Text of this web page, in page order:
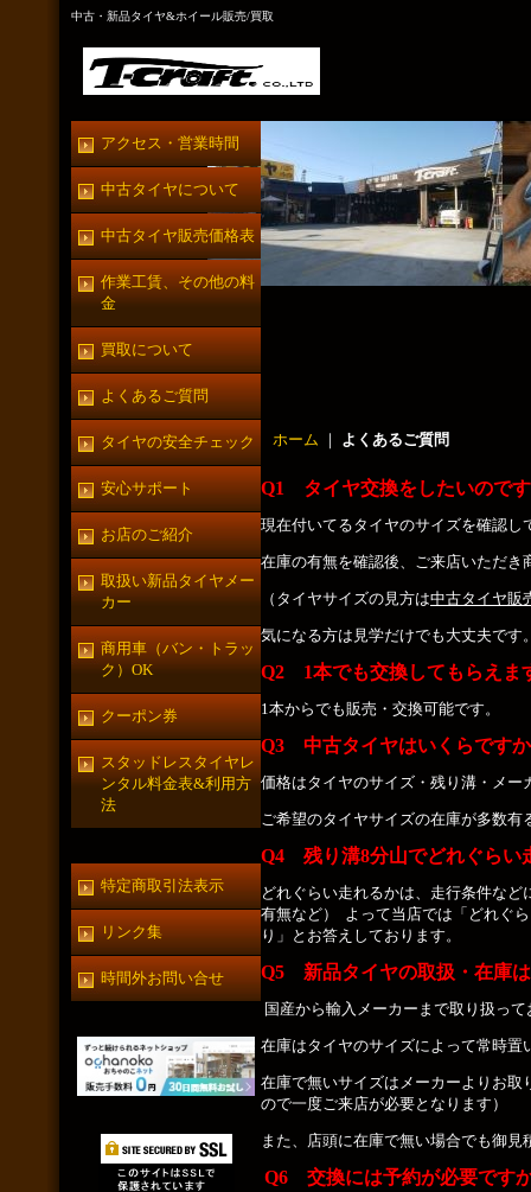
中古・新品タイヤ&ホイール販売/買取
アクセス・営業時間
中古タイヤについて
中古タイヤ販売価格表
作業工賃、その他の料
金
買取について
よくあるご質問
タイヤの安全チェック
安心サポート
お店のご紹介
取扱い新品タイヤメー
カー
商用車（バン・トラッ
ク）OK
クーポン券
スタッドレスタイヤレ
ンタル料金表&利用方
法
特定商取引法表示
リンク集
時間外お問い合せ
ホーム ｜ よくあるご質問
Q1 タイヤ交換をしたいので
現在付いてるタイヤのサイズを確認し
在庫の有無を確認後、ご来店いただ
（タイヤサイズの見方は中古タイヤ販
気になる方は見学だけでも大丈夫です
Q2 1本でも交換してもらえま
1本からでも販売・交換可能です。
Q3 中古タイヤはいくらです
価格はタイヤのサイズ・残り溝・メ
ご希望のタイヤサイズの在庫が多数
Q4 残り溝8分山でどれぐらい
どれぐらい走れるかは、走行条件な
有無など） よって当店では「どれぐ
り」 とお答えしております。
Q5 新品タイヤの取扱・在庫
国産から輸入メーカーまで取り扱っ
在庫はタイヤのサイズによって常時
在庫で無いサイズはメーカーよりお
ので一度ご来店が必要となります）
また、店頭に在庫で無い場合でも御見
Q6 交換には予約が必要です